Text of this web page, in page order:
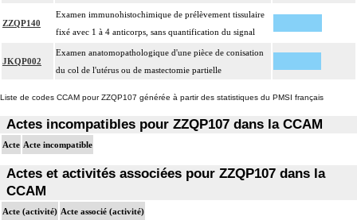
ZZQP140
Examen immunohistochimique de prélèvement tissulaire
fixé avec 1 à 4 anticorps, sans quantification du signal
JKQP002
Examen anatomopathologique d'une pièce de conisation
du col de l'utérus ou de mastectomie partielle
Liste de codes CCAM pour ZZQP107 générée à partir des statistiques du PMSI français
Actes incompatibles pour ZZQP107 dans la CCAM
Acte Acte incompatible
Actes et activités associées pour ZZQP107 dans la
CCAM
Acte (activité) Acte associé (activité)